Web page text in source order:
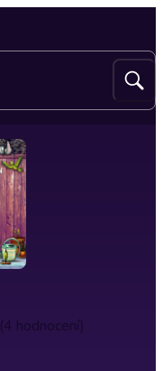
(4 hodnocení)